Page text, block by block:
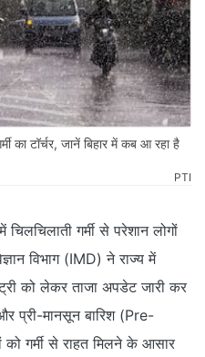
का टॉर्चर, जानें बिहार में कब आ रहा है
PTI
चिलचिलाती गर्मी से परेशान लोगों
विभाग (IMD) ने राज्य में
को लेकर ताजा अपडेट जारी कर
प्री-मानसून बारिश (Pre-
गर्मी से राहत मिलने के आसार